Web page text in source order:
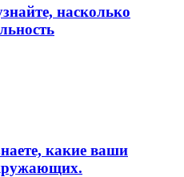
насколько
какие ваши